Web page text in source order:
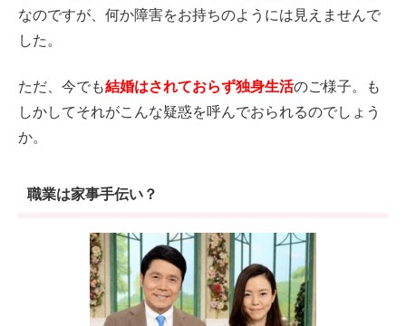
なのですが、何か障害をお持ちのようには見えませんで
した。
ただ、今でも結婚はされておらず独身生活のご様子。も
しかしてそれがこんな疑惑を呼んでおられるのでしょう
か。
職業は家事手伝い？